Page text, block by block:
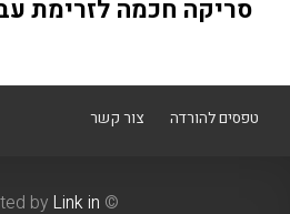
סריקה חכמה לזרימת
טפסים להורדה צור קשר
© Created by
Link in